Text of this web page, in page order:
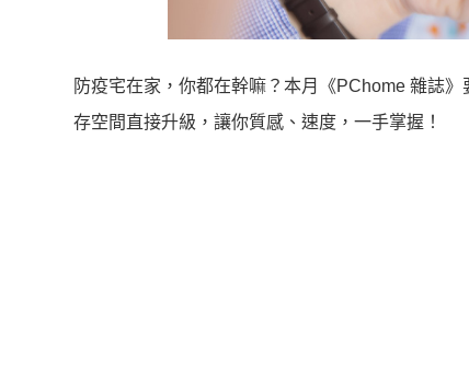
防疫宅在家，你都在幹嘛？本月《PChome 雜誌
存空間直接升級，讓你質感、速度，一手掌握！